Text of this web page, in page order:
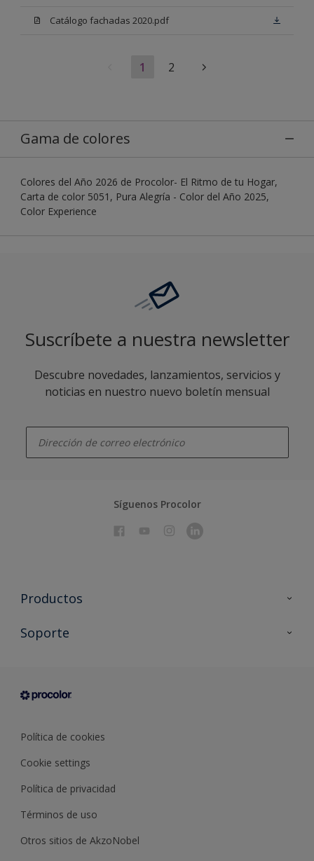
Catálogo fachadas 2020.pdf
1 2
Gama de colores
Colores del Año 2026 de Procolor- El Ritmo de tu Hogar,
Carta de color 5051, Pura Alegría - Color del Año 2025,
Color Experience
Suscríbete a nuestra newsletter
Descubre novedades, lanzamientos, servicios y
noticias en nuestro nuevo boletín mensual
Síguenos Procolor
Productos
Todos los productos
Condiciones generales de venta
Soporte
Sobre Procolor
Política de cookies
Cookie settings
Política de privacidad
Términos de uso
Otros sitios de AkzoNobel